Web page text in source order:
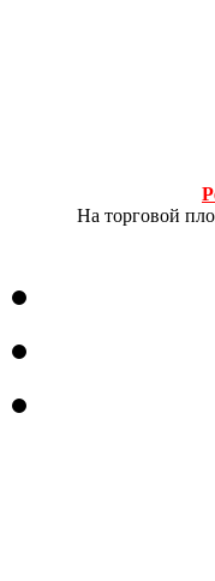
На торговой